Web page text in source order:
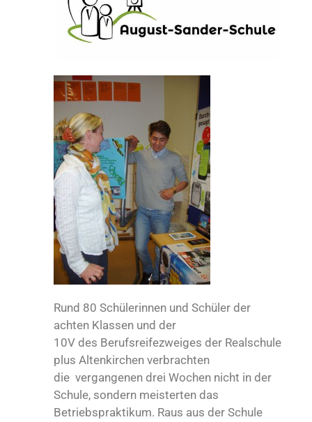
Rund 80 Schülerinnen und Schüler der
achten Klassen und der
10V des Berufsreifezweiges der Realschule
plus Altenkirchen verbrachten
die vergangenen drei Wochen nicht in der
Schule, sondern meisterten das
Betriebspraktikum. Raus aus der Schule